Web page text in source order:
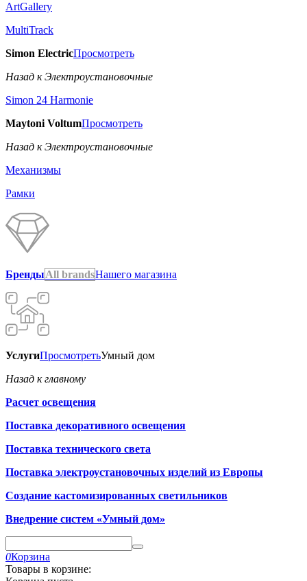
ArtGallery
MultiTrack
Simon ElectricПросмотреть
Назад к Электроустановочные
Simon 24 Harmonie
Maytoni VoltumПросмотреть
Назад к Электроустановочные
Механизмы
Рамки
БрендыAll brandsНашего магазина
УслугиПросмотретьУмный дом
Назад к главному
Расчет освещения
Поставка декоративного освещения
Поставка технического света
Поставка электроустановочных изделий из Европы
Создание кастомизированных светильников
Внедрение систем «Умный дом»
0Корзина
Товары в корзине: